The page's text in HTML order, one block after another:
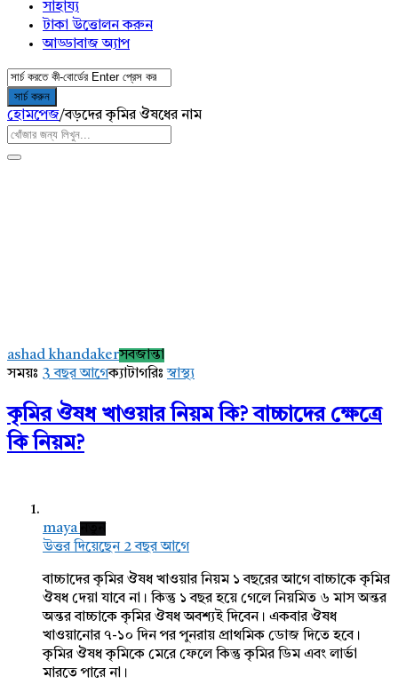
সাহায্য
টাকা উত্তোলন করুন
আড্ডাবাজ অ্যাপ
হোমপেজ/বড়দের কৃমির ঔষধের নাম
Latest
প্রশ্ন
ashad khandakerসবজান্তা
সময়ঃ 3 বছর আগেক্যাটাগরিঃস্বাস্থ্য
কৃমির ঔষধ খাওয়ার নিয়ম কি? বাচ্চাদের ক্ষেত্রে
কি নিয়ম?
maya
উত্তর দিয়েছেন 2 বছর আগে
বাচ্চাদের কৃমির ঔষধ খাওয়ার নিয়ম ১ বছরের আগে বাচ্চাকে কৃমির
ঔষধ দেয়া যাবে না। কিন্তু ১ বছর হয়ে গেলে নিয়মিত ৬ মাস অন্তর
অন্তর বাচ্চাকে কৃমির ঔষধ অবশ্যই দিবেন। একবার ঔষধ
খাওয়ানোর ৭-১০ দিন পর পুনরায় প্রাথমিক ডোজ দিতে হবে।
কৃমির ঔষধ কৃমিকে মেরে ফেলে কিন্তু কৃমির ডিম এবং লার্ভা
মারতে পারে না।